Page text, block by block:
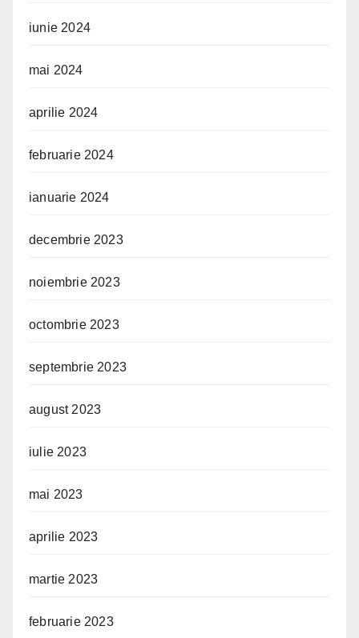
iunie 2024
mai 2024
aprilie 2024
februarie 2024
ianuarie 2024
decembrie 2023
noiembrie 2023
octombrie 2023
septembrie 2023
august 2023
iulie 2023
mai 2023
aprilie 2023
martie 2023
februarie 2023